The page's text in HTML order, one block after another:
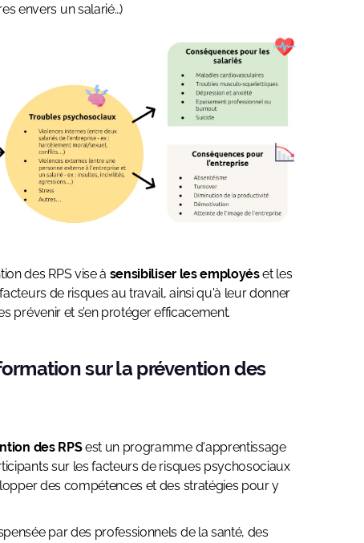
envers un salarié…)
des RPS vise à sensibiliser les employéset les
de risques au travail, ainsi qu'à leur donner
prévenir et s’en protéger efficacement.
sur la prévention des
des RPSest un programme d'apprentissage
sur les facteurs de risques psychosociaux
des compétences et des stratégies pour y
par des professionnels de la santé, des